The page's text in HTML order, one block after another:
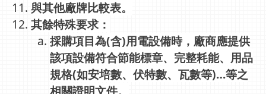
與其他廠牌比較表。
其餘特殊要求：
採購項目為(含)用電設備時，廠商應提供
該項設備符合節能標章、完整耗能、用品
規格(如安培數、伏特數、瓦數等)…等之
相關證明文件。